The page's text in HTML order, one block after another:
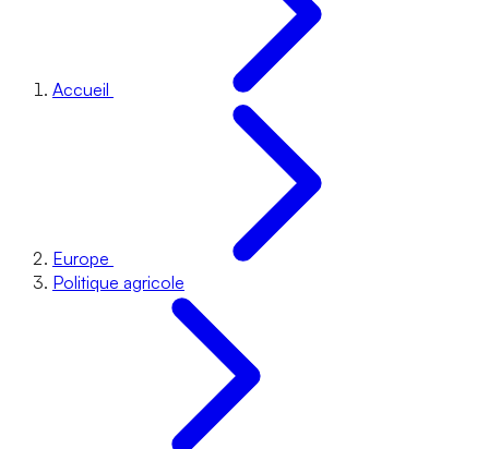
Accueil
Europe
Politique agricole